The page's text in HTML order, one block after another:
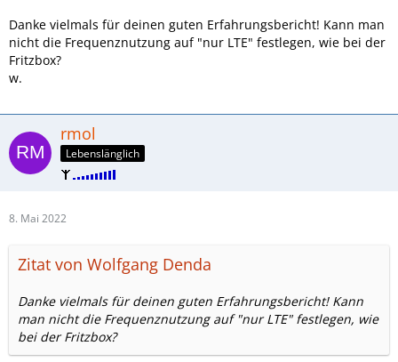
Danke vielmals für deinen guten Erfahrungsbericht! Kann man
nicht die Frequenznutzung auf "nur LTE" festlegen, wie bei der
Fritzbox?
w.
rmol
Lebenslänglich
8. Mai 2022
Zitat von Wolfgang Denda
Danke vielmals für deinen guten Erfahrungsbericht! Kann
man nicht die Frequenznutzung auf "nur LTE" festlegen, wie
bei der Fritzbox?